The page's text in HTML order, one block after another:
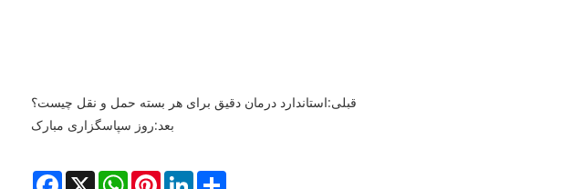
قبلی:استاندارد درمان دقیق برای هر بسته حمل و نقل چیست؟
بعد:روز سپاسگزاری مبارک
Facebook
X WhatsAppPinterestLinkedInShare